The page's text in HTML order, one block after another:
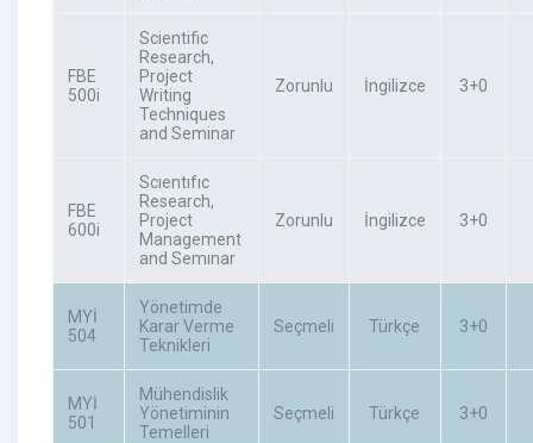
FBE
500i
Scientific
Research,
Project
Writing
Techniques
and Seminar
Zorunlu İngilizce 3+0
FBE
600i
Scıentıfıc
Research,
Project
Management
and Semınar
Zorunlu İngilizce 3+0
MYİ
504
Yönetimde
Karar Verme
Teknikleri
Seçmeli Türkçe 3+0
MYİ
501
Mühendislik
Yönetiminin
Temelleri
Seçmeli Türkçe 3+0